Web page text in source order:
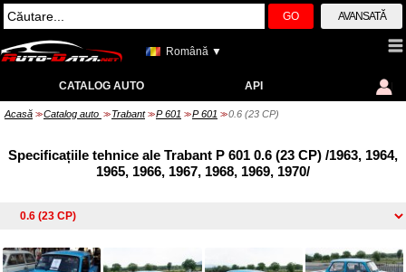
GO AVANSATĂ
Română ▼
CATALOG AUTO API
Acasă >> Catalog auto >> Trabant >> P 601 >> P 601 >> 0.6 (23 CP)
Specificațiile tehnice ale Trabant P 601 0.6 (23 CP) /1963, 1964,
1965, 1966, 1967, 1968, 1969, 1970/